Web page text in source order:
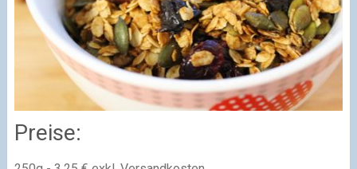
Preise: